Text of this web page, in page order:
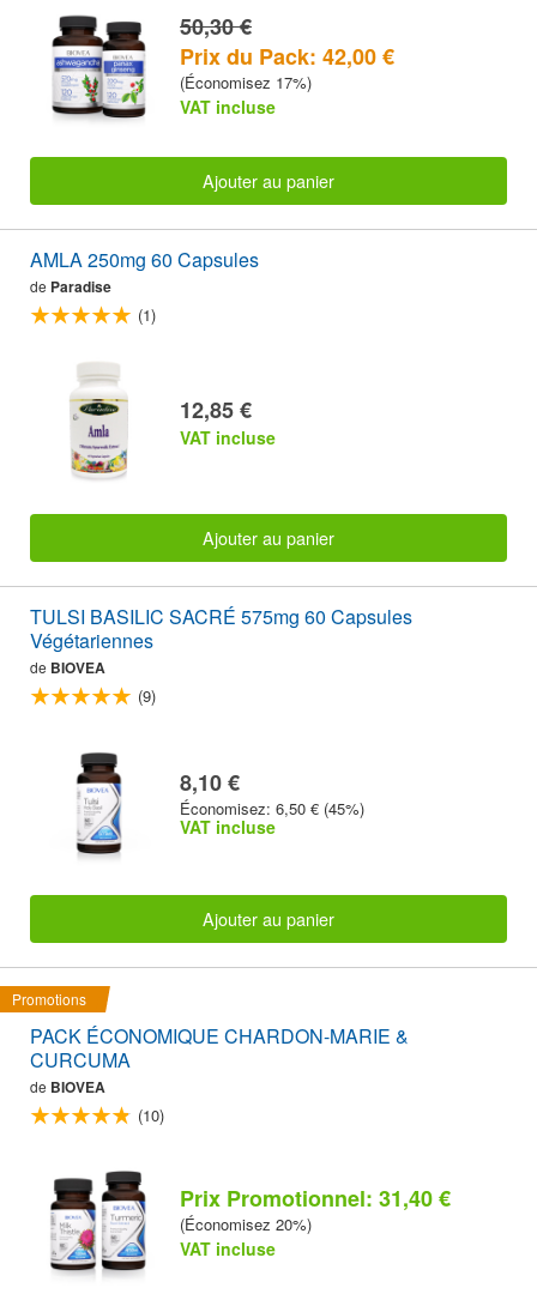
50,30 €
Prix du Pack: 42,00 €
(Économisez 17%)
VAT incluse
Ajouter au panier
AMLA 250mg 60 Capsules
de Paradise
(1)
12,85 €
VAT incluse
Ajouter au panier
TULSI BASILIC SACRÉ 575mg 60 Capsules
Végétariennes
de BIOVEA
(9)
8,10 €
Économisez: 6,50 € (45%)
VAT incluse
Ajouter au panier
Promotions
PACK ÉCONOMIQUE CHARDON-MARIE &
CURCUMA
de BIOVEA
(10)
Prix Promotionnel: 31,40 €
(Économisez 20%)
VAT incluse